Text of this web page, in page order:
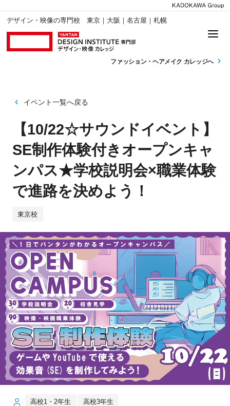
デザイン・映像の専門校 東京｜大阪｜名古屋｜札幌
ファッション・ ヘアメイク カレッジへ
イベント一覧へ戻る
【10/22☆サウンドイベント】
SE制作体験付きオープンキャ
ンパス★学校説明会×職業体験
で進路を決めよう！
東京校
高校1・2年生 高校3年生